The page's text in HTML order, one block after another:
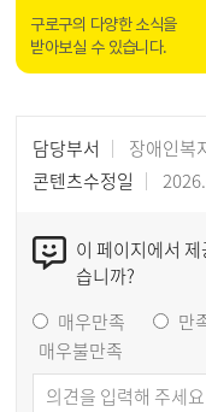
구로구의 다양한 소식을
받아보실 수 있습니다.
담당부서 장애인복
콘텐츠수정일
이 페이지에서
습니까?
매우만족
만
매우불만족